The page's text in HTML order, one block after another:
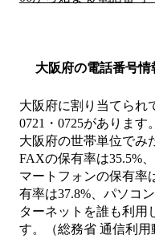
大阪府の電話番号情
大阪府に割り当てられ
0721・0725があります。
大阪府の世帯単位でみ
FAXの保有率は35.5%
マートフォンの保有率
有率は37.8%、パソコ
ターネットを誰も利用
す。（総務省 通信利